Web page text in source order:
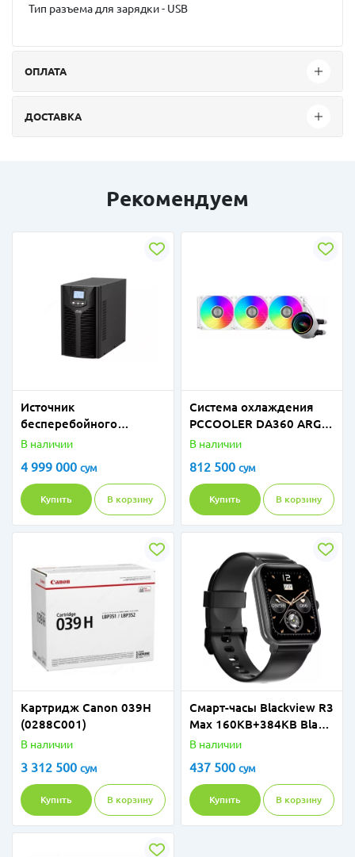
Тип разъема для зарядки - USB
ОПЛАТА
ДОСТАВКА
Рекомендуем
Источник
бесперебойного
питания 2E OD3000,
USB, 4xSchuko 2E-
OD3000
В наличии
4 999 000 сум
Купить В корзину
Система охлаждения
PCCOOLER DA360 ARGB
White
В наличии
812 500 сум
Купить В корзину
Картридж Canon 039H
(0288C001)
В наличии
3 312 500 сум
Купить В корзину
Смарт-часы Blackview R3
Max 160KB+384KB Black
UA
В наличии
437 500 сум
Купить В корзину